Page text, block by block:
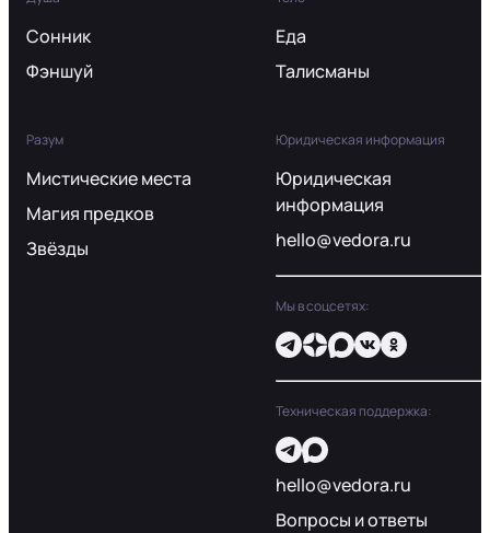
Сонник
Фэншуй
Еда
Талисманы
Разум
Мистические места
Магия предков
Звёзды
Юридическая информация
Юридическая
информация
hello@vedora.ru
Мы в соцсетях:
Техническая поддержка:
hello@vedora.ru
Вопросы и ответы